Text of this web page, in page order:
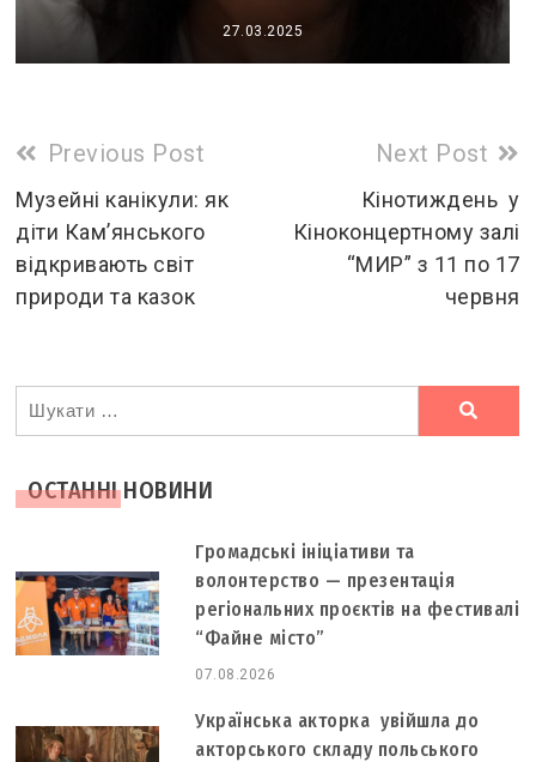
27.03.2025
Read
more
articles
Previous Post
Музейні канікули: як
діти Кам’янського
відкривають світ
природи та казок
Next Post
Кінотиждень у
Кіноконцертному залі
“МИР” з 11 по 17
червня
Ви
шукали
ОСТАННІ НОВИНИ
Громадські ініціативи та
волонтерство — презентація
регіональних проєктів на фестивалі
“Файне місто”
07.08.2026
Українська акторка увійшла до
акторського складу польського